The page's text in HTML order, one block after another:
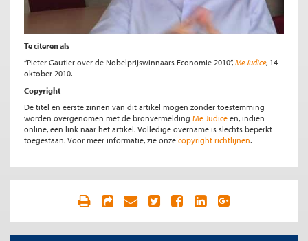
Te citeren als
“Pieter Gautier over de Nobelprijswinnaars Economie 2010”, Me Judice, 14
oktober 2010.
Copyright
De titel en eerste zinnen van dit artikel mogen zonder toestemming
worden overgenomen met de bronvermelding Me Judice en, indien
online, een link naar het artikel. Volledige overname is slechts beperkt
toegestaan. Voor meer informatie, zie onze copyright richtlijnen.